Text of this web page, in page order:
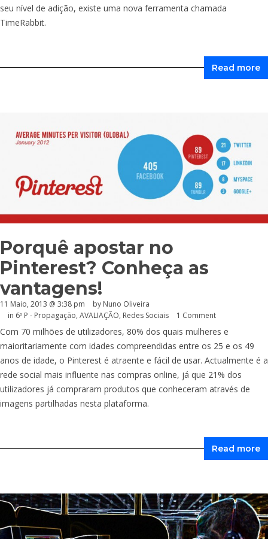
seu nível de adição, existe uma nova ferramenta chamada
TimeRabbit.
Read more
Porquê apostar no
Pinterest? Conheça as
vantagens!
11 Maio, 2013 @ 3:38 pm
by Nuno Oliveira
in 6º P - Propagação, AVALIAÇÃO, Redes Sociais 1 Comment
Com 70 milhões de utilizadores, 80% dos quais mulheres e
maioritariamente com idades compreendidas entre os 25 e os 49
anos de idade, o Pinterest é atraente e fácil de usar. Actualmente é a
rede social mais influente nas compras online, já que 21% dos
utilizadores já compraram produtos que conheceram através de
imagens partilhadas nesta plataforma.
Read more